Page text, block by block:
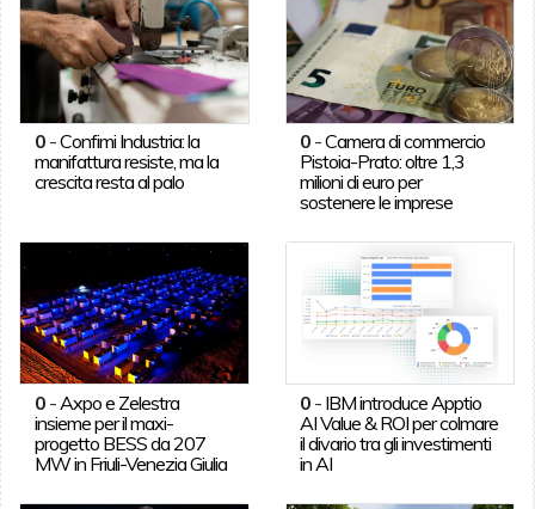
0-Confimi Industria: la
manifattura resiste, ma la
crescita resta al palo
0 -Camera di commercio
Pistoia-Prato: oltre 1,3
milioni di euro per
sostenere le imprese
0- Axpo e Zelestra
insieme per il maxi-
progetto BESS da 207
MW in Friuli-Venezia Giulia
0 - IBM introduce Apptio
AI Value & ROI per colmare
il divario tra gli investimenti
in AI